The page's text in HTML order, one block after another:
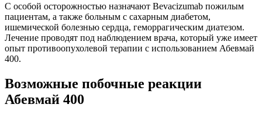
С особой осторожностью назначают Bevacizumab пожилым
пациентам, а также больным с сахарным диабетом,
ишемической болезнью сердца, геморрагическим диатезом.
Лечение проводят под наблюдением врача, который уже имеет
опыт противоопухолевой терапии с использованием Абевмай
400.
Возможные побочные реакции
Абевмай 400